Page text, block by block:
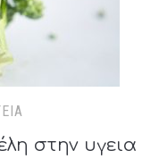
στην υγεια